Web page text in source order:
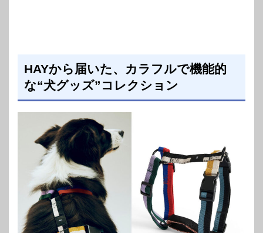
HAYから届いた、カラフルで機能的
な“犬グッズ”コレクション